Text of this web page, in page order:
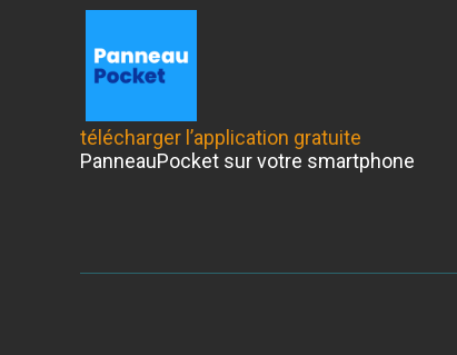
télécharger l’application gratuite
PanneauPocket sur votre smartphone